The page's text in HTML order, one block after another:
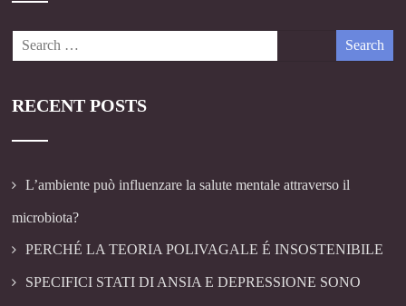
RECENT POSTS
L’ambiente può influenzare la salute mentale attraverso il
microbiota?
PERCHÉ LA TEORIA POLIVAGALE É INSOSTENIBILE
SPECIFICI STATI DI ANSIA E DEPRESSIONE SONO